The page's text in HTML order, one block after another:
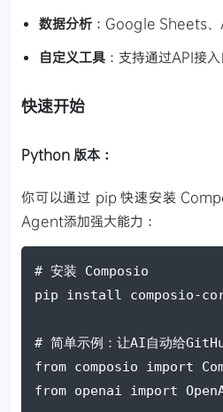
数据分析 ：Google Sheets
自定义工具 ：支持通过API接
快速开始
Python 版本：
你可以通过 pip 快速安装
Agent添加强大能力：
# 安装 Composio
pip install composio-
# 简单示例：让AI自动给
from composio import
from openai import